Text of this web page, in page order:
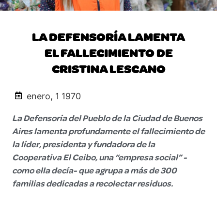
LA DEFENSORÍA LAMENTA
EL FALLECIMIENTO DE
CRISTINA LESCANO
enero, 1 1970
La Defensoría del Pueblo de la Ciudad de Buenos
Aires lamenta profundamente el fallecimiento de
la líder, presidenta y fundadora de la
Cooperativa El Ceibo, una “empresa social” -
como ella decía- que agrupa a más de 300
familias dedicadas a recolectar residuos.